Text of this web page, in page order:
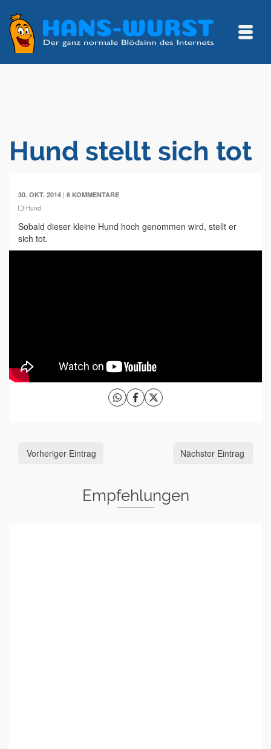
Hund stellt sich tot
30. OKT. 2014 | 6 KOMMENTARE
Hund
Sobald dieser kleine Hund hoch genommen wird, stellt er
sich tot.
Vorheriger Eintrag Nächster Eintrag
Empfehlungen